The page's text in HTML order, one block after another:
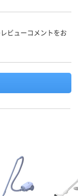
ビューコメントをお